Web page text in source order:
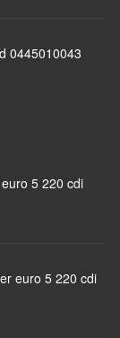
0445010043
5 220 cdi
euro 5 220 cdi